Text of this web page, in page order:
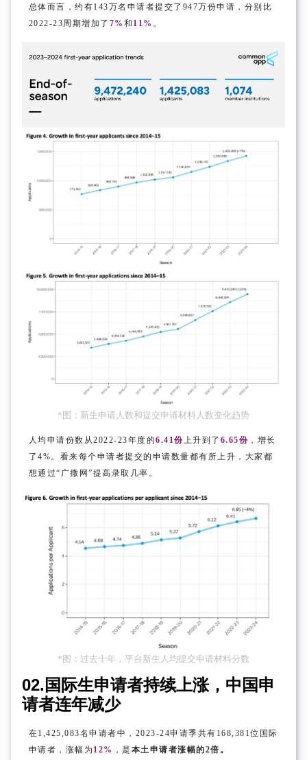
总体而言，约有143万名申请者提交了947万份申请，分别比
2022-23周期增加了 7% 和 11% 。
*图：新生申请人数和提交申请材料人数变化趋势
人均申请份数从2022-23年度的6.41份上升到了 6.65份 ，增长
了4%。看来每个申请者提交的申请数量都有所上升，大家都
想通过“广撒网”提高录取几率。
*图：过去十年，平台新生人均提交申请材料分数
02. 国际生申请者持续上涨， 中国申
请者连年减少
在1,425,083名申请者中，2023-24申请季共有168,381位国际
申请者，涨幅为 12% ，是 本土申请者涨幅的2倍。